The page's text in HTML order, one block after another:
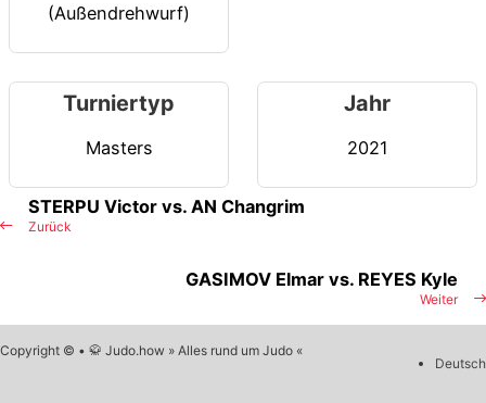
(Außendrehwurf)
Turniertyp
Masters
Jahr
2021
Zurück
STERPU Victor vs. AN Changrim
Weiter
GASIMOV Elmar vs. REYES Kyle
Copyright © • 🥋 Judo.how » Alles rund um Judo «
Deutsch